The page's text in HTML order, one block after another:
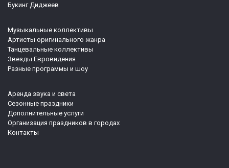
Букинг Диджеев
Музыкальные коллективы
Артисты оригинального жанра
Танцевальные коллективы
Звезды Евровидения
Разные программы и шоу
Аренда звука и света
Сезонные праздники
Дополнительные услуги
Организация праздников в городах
Контакты